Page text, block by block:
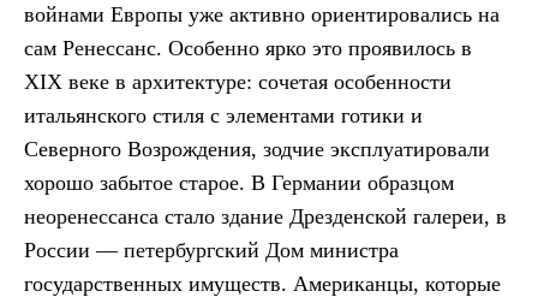
войнами Европы уже активно ориентировались на
сам Ренессанс. Особенно ярко это проявилось в
XIX веке в архитектуре: сочетая особенности
итальянского стиля с элементами готики и
Северного Возрождения, зодчие эксплуатировали
хорошо забытое старое. В Германии образцом
неоренессанса стало здание Дрезденской галереи, в
России — петербургский Дом министра
государственных имуществ. Американцы, которые